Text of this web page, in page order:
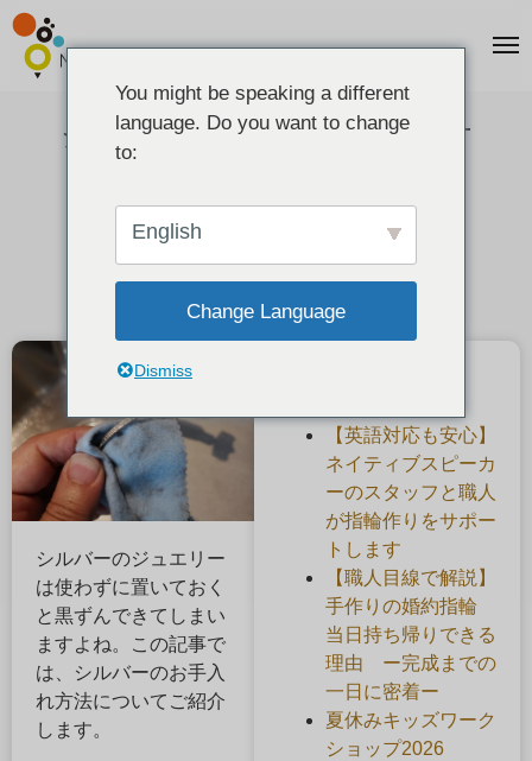
シルバーアイテムのお手入れ方
シルバーのジュエリー
は使わずに置いておく
と黒ずんできてしまい
ますよね。この記事で
は、シルバーのお手入
れ方法についてご紹介
します。
【英語対応も安心】
ネイティブスピーカ
ーのスタッフと職人
が指輪作りをサポー
トします
【職人目線で解説】
手作りの婚約指輪
当日持ち帰りできる
理由 ー完成までの
一日に密着ー
夏休みキッズワーク
ショップ2026
You might be speaking a different
language. Do you want to change
to:
English
Change Language
Dismiss